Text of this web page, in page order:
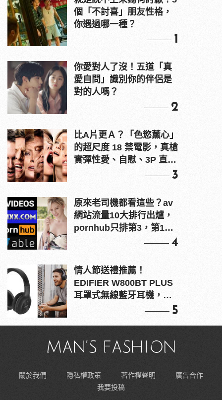
個「不討喜」朋友性格，
你遇過哪一種？
1
你愛對人了沒！五道「真
愛自問」識別你的伴侶是
對的人嗎？
2
比A片更Ａ？「色慾薰心」
的超尺度 18 禁電影，真槍
實彈性愛、自慰、3P 直接
3
原來老司機都看這些？av
網站流量10大排行出爐，
pornhub只排第3，第1名
4
情人節送禮推薦！
EDIFIER W800BT PLUS
耳罩式無線藍牙耳機，在
5
關於我們 隱私權政策 著作權聲明
廣告合作
我要投稿